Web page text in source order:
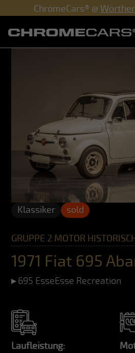
ChromeCars® @
Klassiker sold
GRUPPE 2 MOTOR
1971 Fiat 695
695 EsseEsse Recreation
Laufleistung: